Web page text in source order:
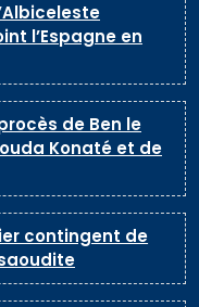
l’Espagne en
de Ben le
Konaté et de
contingent de